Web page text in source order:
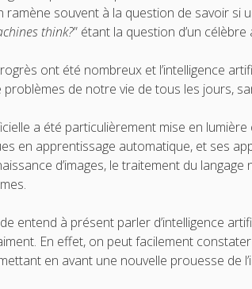
ramène souvent à la question de savoir si
think?” étant la question d’un
ont été nombreux et l’intelligence
de notre vie de tous les jours,
a été particulièrement mise en
en apprentissage automatique, et ses
d’images, le traitement du
entend à présent parler d’intelligence
En effet, on peut facilement
en avant une nouvelle prouesse de